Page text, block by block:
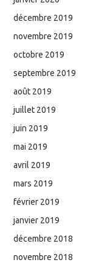
décembre 2019
novembre 2019
octobre 2019
septembre 2019
août 2019
juillet 2019
juin 2019
mai 2019
avril 2019
mars 2019
février 2019
janvier 2019
décembre 2018
novembre 2018